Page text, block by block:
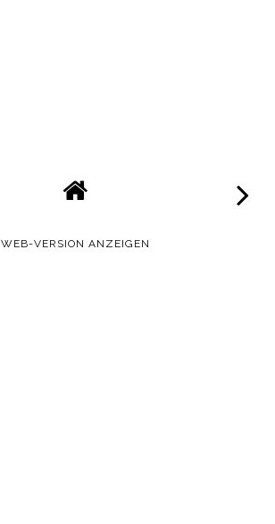
WEB-VERSION ANZEIGEN